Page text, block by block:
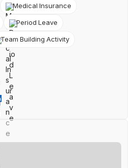
Medical Insurance
Period Leave
Team Building Activity